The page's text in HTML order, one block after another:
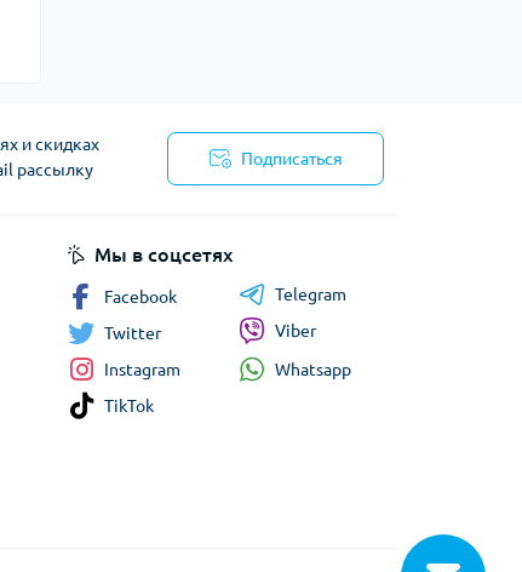
и скидках
рассылку
Подписаться
Мы в соцсетях
Facebook
Twitter
Instagram
TikTok
Telegram
Viber
Whatsapp